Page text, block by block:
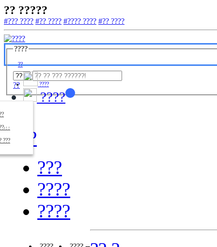
?? ?????
#??? ???? #?? ???? #???? ???? #?? ????
????
??
?? ????
??
???
????
????
???
????
????